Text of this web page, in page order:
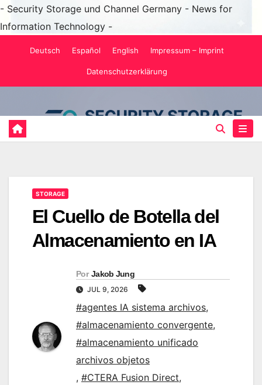
- Security Storage und Channel Germany - News for
Information Technology -
Deutsch Español English Impressum – Imprint
Datenschutzerklärung
STORAGE
El Cuello de Botella del
Almacenamiento en IA
Por Jakob Jung
JUL 9, 2026
#agentes IA sistema archivos,
#almacenamiento convergente,
#almacenamiento unificado
archivos objetos
, #CTERA Fusion Direct,